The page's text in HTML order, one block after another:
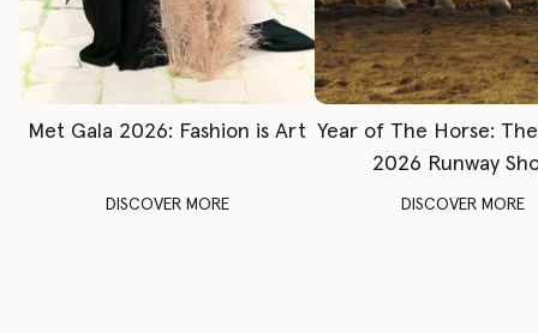
Met Gala 2026: Fashion is Art
DISCOVER MORE
Year of The Horse:
2026 Runway
DISCOVER MORE